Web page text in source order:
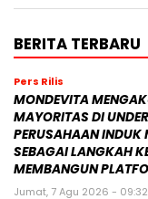
Pengacara
BERITA TERBARU
Pers Rilis
MONDEVITA
MAYORITAS DI
PERUSAHAAN INDUK
SEBAGAI LANGKAH